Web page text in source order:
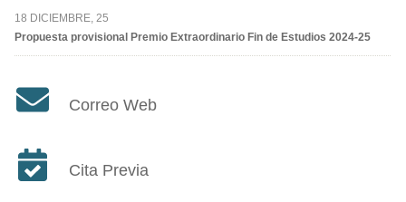
18 DICIEMBRE, 25
Propuesta provisional Premio Extraordinario Fin de Estudios 2024-25
Correo Web
Cita Previa